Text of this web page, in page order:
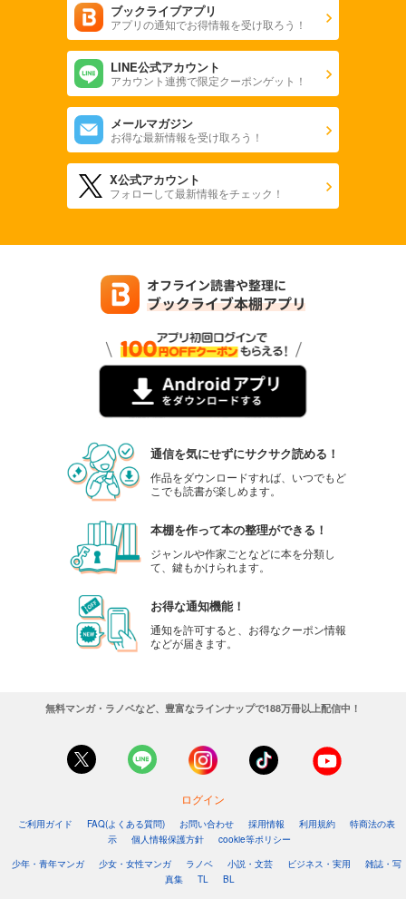
ブックライブアプリ
アプリの通知でお得情報を受け取ろう！
LINE公式アカウント
アカウント連携で限定クーポンゲット！
メールマガジン
お得な最新情報を受け取ろう！
X公式アカウント
フォローして最新情報をチェック！
通信を気にせずにサクサク読める！
作品をダウンロードすれば、いつでもど
こでも読書が楽しめます。
本棚を作って本の整理ができる！
ジャンルや作家ごとなどに本を分類し
て、鍵もかけられます。
お得な通知機能！
通知を許可すると、お得なクーポン情報
などが届きます。
無料マンガ・ラノベなど、豊富なラインナップで188万冊以上配信中！
ログイン
ご利用ガイド FAQ(よくある質問) お問い合わせ 採用情報 利用規約
特商法の表
示
個人情報保護方針
cookie等ポリシー
少年・青年マンガ
少女・女性マンガ ラノベ 小説・文芸 ビジネス・実用
雑誌・写
真集
TL BL